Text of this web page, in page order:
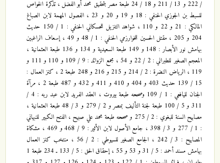
/ 222 و 13 / 211 و 18 / 24 طبعة مصر بتحقيق محمد أبو الفضل ، تذكرة الخواص
للسبط بن الجوزي الحنفي : 18 و 19 و 20 و 23 ، الفصول المهمة لابن الصباغ
المالكي : 21 و 22 و 110 ، شواهد التنزيل للحسكاني الحنفي : 1 / 150 حديث
204 و 205 ، مقتل الحسين للخوارزمي الحنفي : 1 / 48 و 49 ، إسعاف الراغبين
بهامش نور الأبصار : 148 و 149 طبعة السعيدية و 134 و 136 طبعة العثمانية ،
المعجم الصغير للطبراني : 2 / 22 و 54 ، مجمع الزوائد : 9 / 109 و 110 و 111 و
119 ، الرياض النضرة : 2 / 214 و 215 و 216 و 248 طبعة 2 ، كنز العمال :
15 / 139 حديث 403 و 404 و 410 و 411 و 432 و 487 طبعة 2 ، مرآة
الجنان لليافعي : 1 / 109 وصححه طبعة بيروت ، العقد الفريد لابن عبد ربه : 4 /
311 و 5 / 100 طبعة لجنة التأليف بمصر و 2 / 279 و 3 / 48 طبعة العثمانية ،
مصابيح السنة للبغوي : 2 / 275 و صححه طبعة محمد علي صبيح ، الفتح الكبير للنبهاني
: 1 / 277 و 3 / 398 ، جامع الأصول لابن الأثير : 9 / 468 و 469 ، مشكاة
المصابيح : 3 / 242 ، الجامع الصغير للسيوطي : 2 / 56 ، منتخب كنز العمال
بهامش مسند أحمد : 5 / 31 و 53 و 55 ، إحقاق الحق : 5 / 133 ـ 234 طبعة 1